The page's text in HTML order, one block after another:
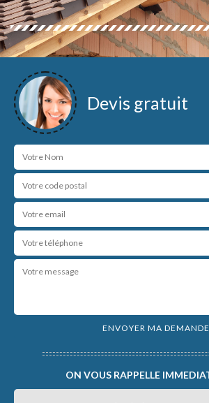
Devis gratuit
ON VOUS RAPPELLE